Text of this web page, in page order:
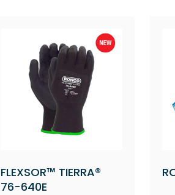
FLEXSOR™ TIERRA®
76-640E